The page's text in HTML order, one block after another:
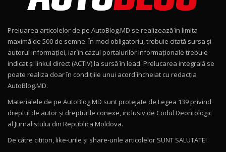
15:22
Mercedes-AMG E 53 HYBRID 4MATIC+ / Test
Drive AutoBlog.MD
16:27
11
Noul Volvo ES90 / Test Drive AutoBlog.MD
12
Noul MG HS / Test Drive AutoBlog.MD
16:48
Preluarea articolelor de pe AutoBlog.MD se realizează în limita
maximă de 500 de semne. În mod obligatoriu, trebuie citată sursa și
autorul informației, iar în cazul portalurilor informaționale trebuie
indicat și linkul direct (ACTIV) la sursă în lead. Prelucarea integrală se
poate realiza doar în condițiile unui acord încheiat cu redacţia
AutoBlog.MD.
Materialele de pe AutoBlog.MD sunt protejate de Legea 139 privind
dreptul de autor și drepturile conexe, inclusiv de Codul Deontologic
al Jurnalistului din Republica Moldova.
De către cititori, like-urile şi share-urile articolelor SUNT SALUTATE!